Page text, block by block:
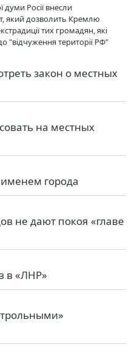
Росії внесли
який дозволить Кремлю
тих громадян, які
"відчуження території РФ"
закон о местных
на местных
именем города
не дают покоя «главе
в «ЛНР»